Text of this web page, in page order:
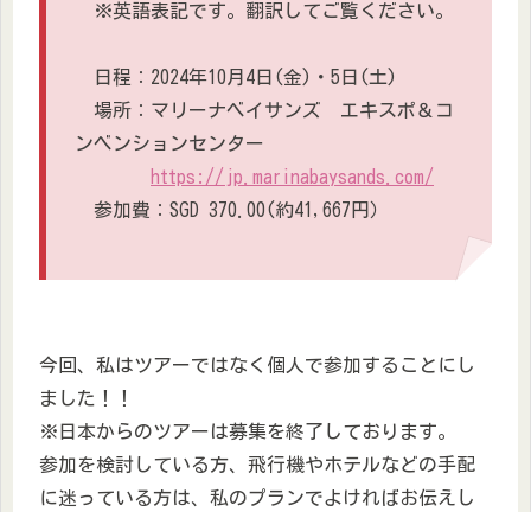
※英語表記です。翻訳してご覧ください。
日程：2024年10月4日(金)・5日(土)
場所：マリーナベイサンズ エキスポ＆コ
ンベンションセンター
https://jp.marinabaysands.com/
参加費：SGD 370.00(約41,667円）
今回、私はツアーではなく個人で参加することにし
ました！！
※日本からのツアーは募集を終了しております。
参加を検討している方、飛行機やホテルなどの手配
に迷っている方は、私のプランでよければお伝えし